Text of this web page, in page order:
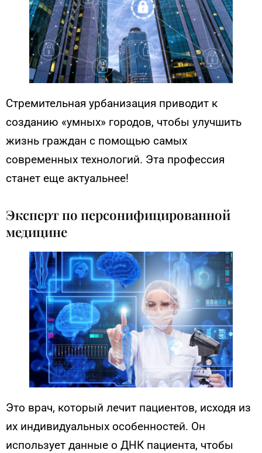
Стремительная урбанизация приводит к
созданию «умных» городов, чтобы улучшить
жизнь граждан с помощью самых
современных технологий. Эта профессия
станет еще актуальнее!
Эксперт по персонифицированной
медицине
Это врач, который лечит пациентов, исходя из
их индивидуальных особенностей. Он
использует данные о ДНК пациента, чтобы